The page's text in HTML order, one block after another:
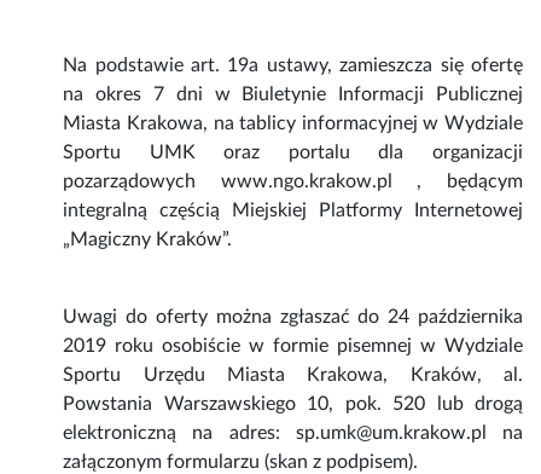
Na podstawie art. 19a ustawy, zamieszcza się ofertę
na okres 7 dni w Biuletynie Informacji Publicznej
Miasta Krakowa, na tablicy informacyjnej w Wydziale
Sportu UMK oraz portalu dla organizacji
pozarządowych www.ngo.krakow.pl , będącym
integralną częścią Miejskiej Platformy Internetowej
„Magiczny Kraków”.
Uwagi do oferty można zgłaszać do 24 października
2019 roku osobiście w formie pisemnej w Wydziale
Sportu Urzędu Miasta Krakowa, Kraków, al.
Powstania Warszawskiego 10, pok. 520 lub drogą
elektroniczną na adres: sp.umk@um.krakow.pl na
załączonym formularzu (skan z podpisem).